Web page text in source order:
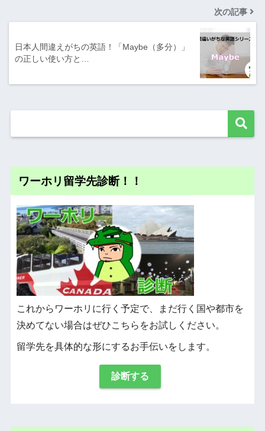
次の記事
日本人間違えがちの英語！「Maybe（多分）」
の正しい使い方と…
ワーホリ留学先診断！！
これからワーホリに行く予定で、まだ行く国や都市を
決めてない場合はぜひこちらをお試しください。
留学先を具体的な形にするお手伝いをします。
診断する